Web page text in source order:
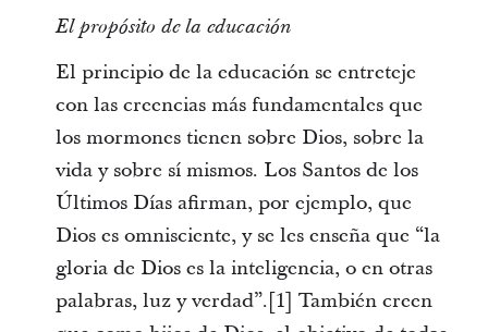
El propósito de la educación
El principio de la educación se entreteje
con las creencias más fundamentales que
los mormones tienen sobre Dios, sobre la
vida y sobre sí mismos. Los Santos de los
Últimos Días afirman, por ejemplo, que
Dios es omnisciente, y se les enseña que “la
gloria de Dios es la inteligencia, o en otras
palabras, luz y verdad”.[1] También creen